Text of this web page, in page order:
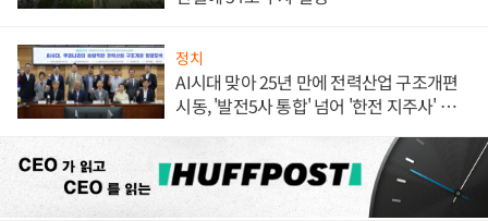
정치
AI시대 맞아 25년 만에 전력산업 구조개편
시동, '발전5사 통합' 넘어 '한전 지주사' 재편